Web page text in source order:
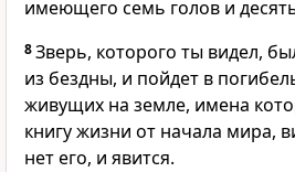
имеющего семь голов и
8Зверь, которого ты видел,
из бездны, и пойдет в
живущих на земле, имена
книгу жизни от начала мира,
нет его, и явится.